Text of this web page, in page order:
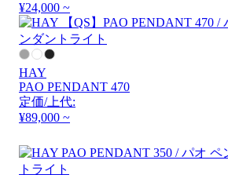
¥24,000 ~
HAY
PAO PENDANT 470
定価/上代:
¥89,000 ~